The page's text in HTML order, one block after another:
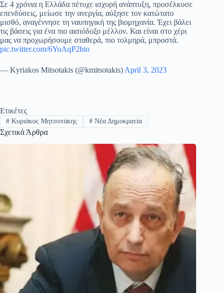
Σε 4 χρόνια η Ελλάδα πέτυχε ισχυρή ανάπτυξη, προσέλκυσε
επενδύσεις, μείωσε την ανεργία, αύξησε τον κατώτατο
μισθό, αναγέννησε τη ναυπηγική της βιομηχανία. Έχει βάλει
τις βάσεις για ένα πιο αισιόδοξο μέλλον. Και είναι στο χέρι
μας να προχωρήσουμε σταθερά, πιο τολμηρά, μπροστά.
pic.twitter.com/6YoAqP2hio
— Kyriakos Mitsotakis (@kmitsotakis) April 3, 2023
Ετικέτες
#Κυριάκος Μητσοτάκης #Νέα Δημοκρατία
Σχετικά Άρθρα